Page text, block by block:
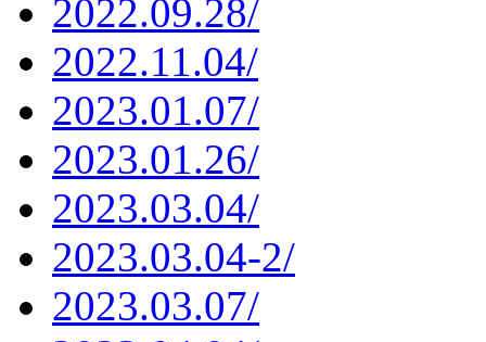
2022.09.28/
2022.11.04/
2023.01.07/
2023.01.26/
2023.03.04/
2023.03.04-2/
2023.03.07/